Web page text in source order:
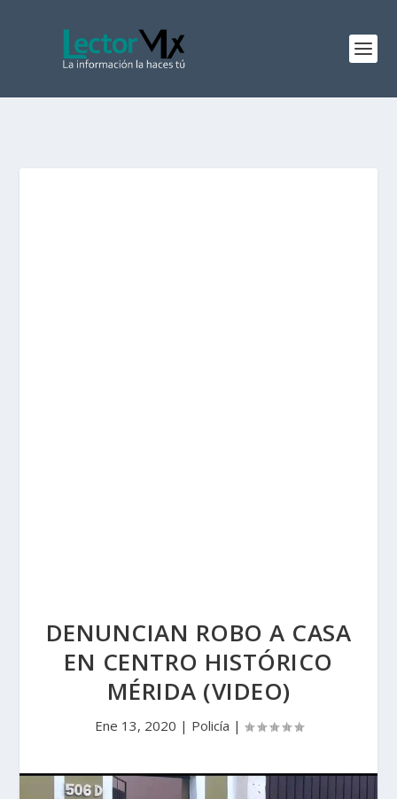
DENUNCIAN ROBO A CASA
EN CENTRO HISTÓRICO
MÉRIDA (VIDEO)
Ene 13, 2020 | Policía |